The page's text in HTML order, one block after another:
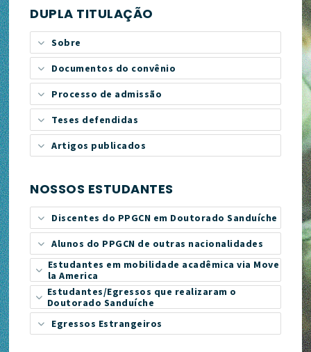
DUPLA TITULAÇÃO
Sobre
Documentos do convênio
Processo de admissão
Teses defendidas
Artigos publicados
NOSSOS ESTUDANTES
Discentes do PPGCN em Doutorado Sanduíche
Alunos do PPGCN de outras nacionalidades
Estudantes em mobilidade acadêmica via Move
la America
Estudantes/Egressos que realizaram o
Doutorado Sanduíche
Egressos Estrangeiros